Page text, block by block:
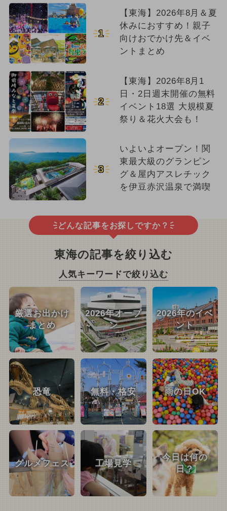
1
【東海】2026年8月＆夏
休みにおすすめ！親子
向けおでかけ先＆イベ
ントまとめ
2
【東海】2026年8月1
日・2日週末開催の無料
イベント18選 大規模夏
祭り＆花火大会も！
3
いよいよオープン！関
東最大級のグランピン
グ＆屋内アスレチック
を伊豆赤沢温泉で満喫
どんな記事をお探しですか？
東海の記事を絞り込む
人気キーワードで絞り込む
厳選お出かけ
まとめ
2026年オープ
ン
2026年のイベ
ント
恐竜 無料・格安 雨の日OK
グルメフェス 工場見学
今日は何の
日？